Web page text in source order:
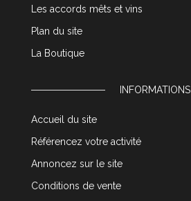
Les accords mêts et vins
Plan du site
La Boutique
INFORMATIONS
Accueil du site
Référencez votre activité
Annoncez sur le site
Conditions de vente